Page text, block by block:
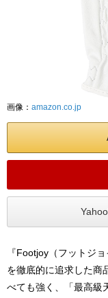
画像： amazon.co.jp
『Footjoy（フットジ
を徹底的に追求した商
べても強く、「最高級